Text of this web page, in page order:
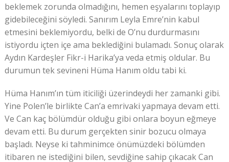
beklemek zorunda olmadığını, hemen eşyalarını toplayıp
gidebileceğini söyledi. Sanırım Leyla Emre’nin kabul
etmesini beklemiyordu, belki de O’nu durdurmasını
istiyordu içten içe ama beklediğini bulamadı. Sonuç olarak
Aydın Kardeşler Fikr-i Harika’ya veda etmiş oldular. Bu
durumun tek sevineni Hüma Hanım oldu tabi ki.
Hüma Hanım’ın tüm iticiliği üzerindeydi her zamanki gibi.
Yine Polen’le birlikte Can’a emrivaki yapmaya devam etti.
Ve Can kaç bölümdür olduğu gibi onlara boyun eğmeye
devam etti. Bu durum gerçekten sinir bozucu olmaya
başladı. Neyse ki tahminimce önümüzdeki bölümden
itibaren ne istediğini bilen, sevdiğine sahip çıkacak Can